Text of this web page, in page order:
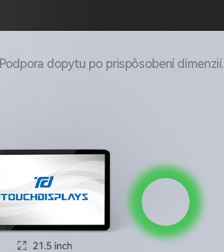
Podpora dopytu po prispôsobení dimenzií.